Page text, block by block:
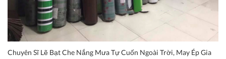
Chuyên Sĩ Lẽ Bạt Che Nắng Mưa Tự Cuốn Ngoài Trời, May Ép Gia